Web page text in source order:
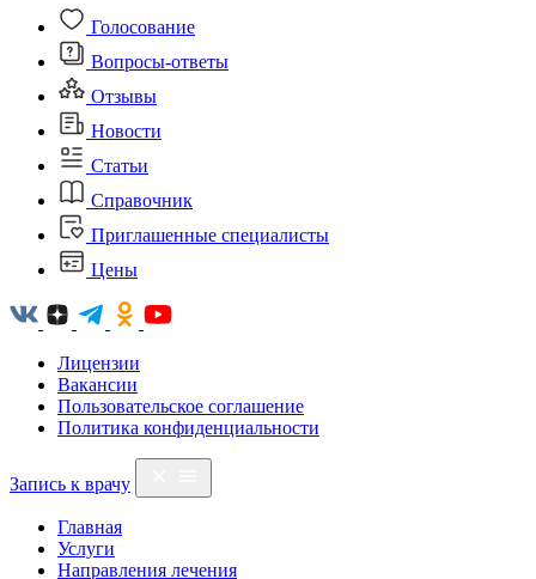
Голосование
Вопросы-ответы
Отзывы
Новости
Статьи
Справочник
Приглашенные специалисты
Цены
Лицензии
Вакансии
Пользовательское соглашение
Политика конфиденциальности
Запись к врачу
Главная
Услуги
Направления лечения